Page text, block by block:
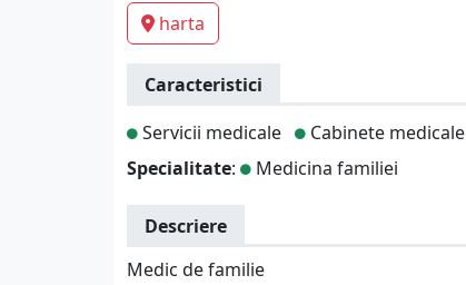
harta
Caracteristici
Servicii medicale
Cabinete medicale
Specialitate: Medicina familiei
Descriere
Medic de familie